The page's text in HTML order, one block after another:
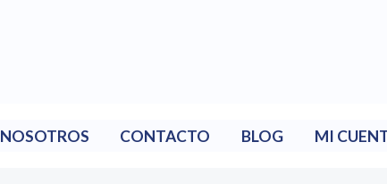
NOSOTROS CONTACTO BLOG MI